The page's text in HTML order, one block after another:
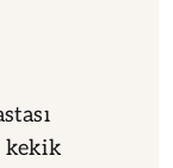
kekik